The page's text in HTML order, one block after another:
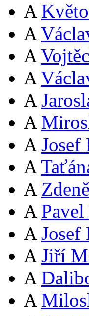
A
A
A
A
A
A
A Josef
A
A
A
A Josef
A Jiří
A
A